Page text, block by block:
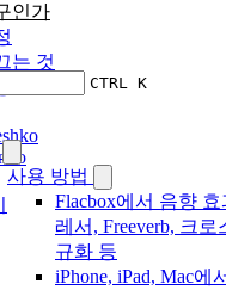
CTRL K
사용 방법
Flacbox에서 음향
레서, Freeverb, 크
규화 등
iPhone, iPad, Mac
인가
는 것